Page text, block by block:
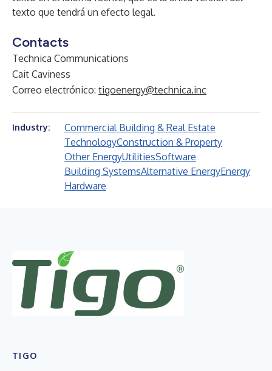
texto que tendrá un efecto legal.
Contacts
Technica Communications
Cait Caviness
Correo electrónico: tigoenergy@technica.inc
Industry:
Commercial Building & Real Estate
TechnologyConstruction & Property
Other EnergyUtilitiesSoftware
Building SystemsAlternative EnergyEnergy
Hardware
TIGO